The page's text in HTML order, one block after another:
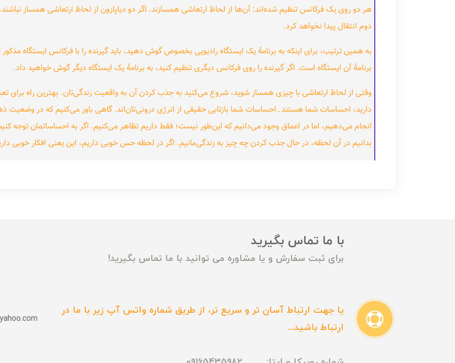
هر دو روی یک فرکانس تنظیم شده‌اند: آن‌ها از لحاظ ارتعاشی همسازند. اگر دو دیاپازون از لحاظ ارتعاشی همساز
دوم انتقال پیدا نخواهد کرد.
به همین ترتیب، برای اینکه به برنامهٔ یک ایستگاه رادیویی بخصوص گوش دهید، باید گیرنده را با فرکانس ایستگاه
برنامهٔ آن ایستگاه است. اگر گیرنده را روی فرکانس دیگری تنظیم کنید، به برنامهٔ یک ایستگاه دیگر گوش خواهید داد.
وقتی از لحاظ ارتعاشی با چیزی همساز شوید، شروع می‌کنید به جذب کردن آن به واقعیت زندگی‌تان. بهترین راه برای
دارید، احساسات شما هستند ـ احساسات شما بازتابی حقیقی از انرژی درونی‌تان‌اند. گاهی باور می‌کنیم که در وضعیت
انجام می‌دهیم، اما در اعماق وجود می‌دانیم که این‌طور نیست؛ فقط داریم تظاهر می‌کنیم. اگر به احساساتمان توجه
بدانیم در آن لحظه، در حال جذب کردن چه چیز به زندگی‌مانیم. اگر در لحظه حس خوبی داریم، این یعنی افکار خوبی
با ما تماس بگیرید
برای ثبت سفارش و یا مشاوره می توانید با ما تماس بگیرید!
یا جهت ارتباط آسان تر و سریع تر، از طریق شماره واتس آپ زیر با ما در
ارتباط باشید...